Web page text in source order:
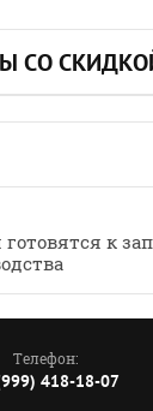
СО
к
Телефон:
418-18-07